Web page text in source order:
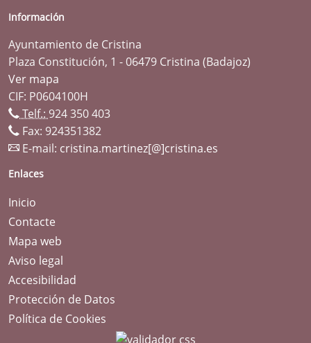
Información
Ayuntamiento de Cristina
Plaza Constitución, 1 - 06479 Cristina (Badajoz)
Ver mapa
CIF: P0604100H
Telf.: 924 350 403
Fax: 924351382
E-mail: cristina.martinez[@]cristina.es
Enlaces
Inicio
Contacte
Mapa web
Aviso legal
Accesibilidad
Protección de Datos
Política de Cookies